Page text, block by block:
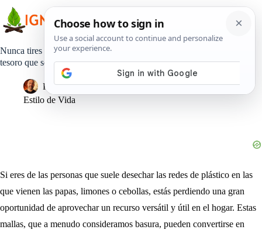
contenido
Nunca tires las redes de papas, limones o cebollas: son un
tesoro que se puede reutilizar de esta manera
Pedro Lisperguer
31 diciembre, 2024
Estilo de Vida
Si eres de las personas que suele desechar las redes de plástico en las
que vienen las papas, limones o cebollas, estás perdiendo una gran
oportunidad de aprovechar un recurso versátil y útil en el hogar. Estas
mallas, que a menudo consideramos basura, pueden convertirse en